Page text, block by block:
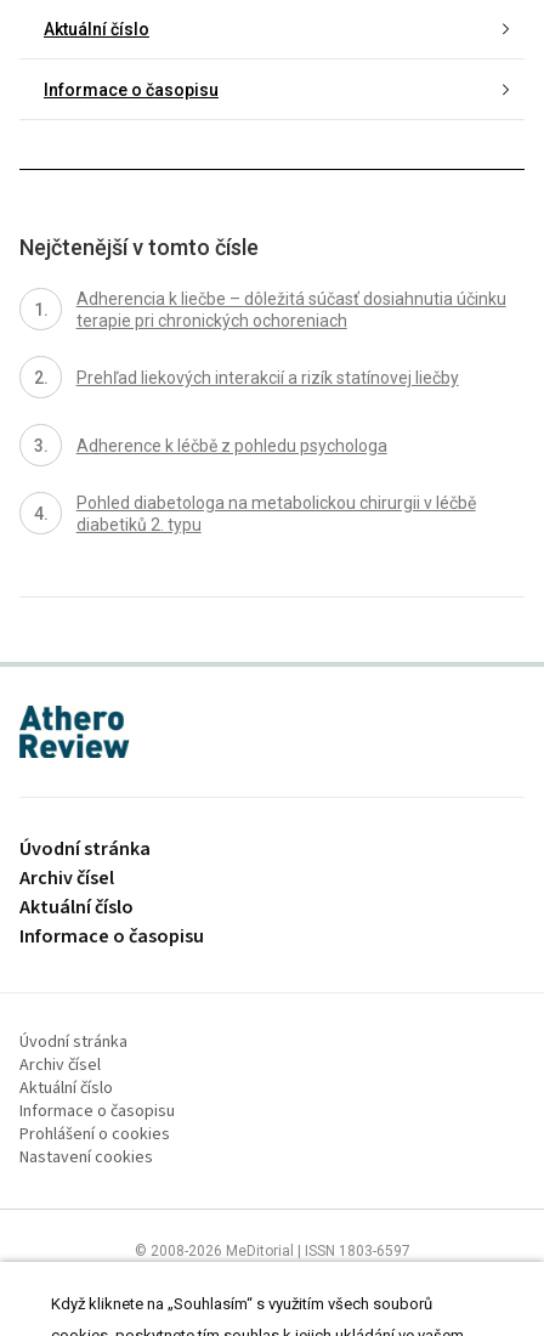
Aktuální číslo
Informace o časopisu
Nejčtenější v tomto čísle
Adherencia k liečbe – dôležitá súčasť dosiahnutia účinku
terapie pri chronických ochoreniach
Prehľad liekových interakcií a rizík statínovej liečby
Adherence k léčbě z pohledu psychologa
Pohled diabetologa na metabolickou chirurgii v léčbě
diabetiků 2. typu
proLékaře.cz
Úvodní stránka
Archiv čísel
Aktuální číslo
Informace o časopisu
Úvodní stránka
Archiv čísel
Aktuální číslo
Informace o časopisu
Prohlášení o cookies
Nastavení cookies
© 2008-2026 MeDitorial | ISSN 1803-6597
zdravotnictví.Čtěte prohlášeníaZásady zpracování osobních údajů
Když kliknete na „Souhlasím“ s využitím všech souborů